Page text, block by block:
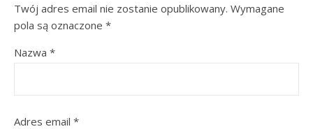
Twój adres email nie zostanie opublikowany. Wymagane
pola są oznaczone *
Nazwa *
Adres email *